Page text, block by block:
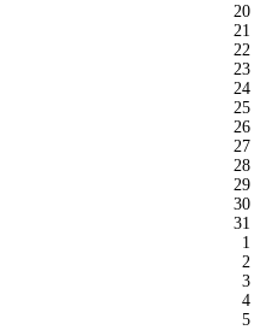
20
21
22
23
24
25
26
27
28
29
30
31
1
2
3
4
5